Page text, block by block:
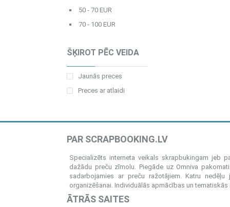
50 - 70 EUR
70 - 100 EUR
ŠĶIROT PĒC VEIDA
Jaunās preces
Preces ar atlaidi
PAR SCRAPBOOKING.LV
Specializēts interneta veikals skrapbukingam jeb
dažādu preču zīmolu. Piegāde uz Omniva
sadarbojamies ar preču ražotājiem. Katru
organizēšanai. Individuālās apmācības un
ĀTRĀS SAITES